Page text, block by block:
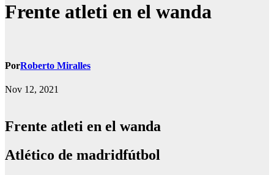
Frente atleti en el wanda
PorRoberto Miralles
Nov 12, 2021
Frente atleti en el wanda
Atlético de madridfútbol